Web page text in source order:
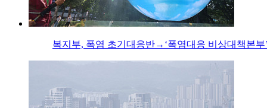
복지부, 폭염 초기대응반→‘폭염대응 비상대책본부